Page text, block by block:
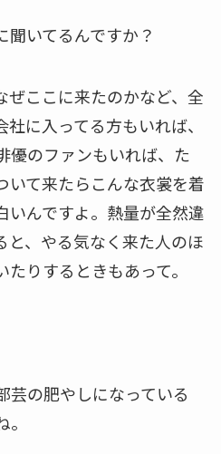
聞いてるんですか？
ぜここに来たのかなど、全
に入ってる方もいれば、
優のファンもいれば、た
いて来たらこんな衣裳を着
いんですよ。熱量が全然違
と、やる気なく来た人のほ
りするときもあって。
芸の肥やしになっている